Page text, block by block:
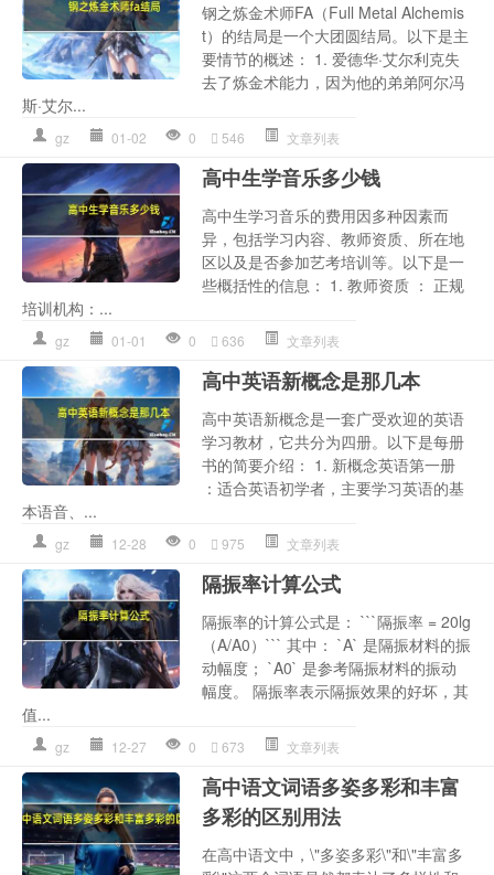
钢之炼金术师FA（Full Metal Alchemis
t）的结局是一个大团圆结局。以下是主
要情节的概述： 1. 爱德华·艾尔利克失
去了炼金术能力，因为他的弟弟阿尔冯
斯·艾尔...
gz 01-02 0 546 文章列表
高中生学音乐多少钱
高中生学习音乐的费用因多种因素而
异，包括学习内容、教师资质、所在地
区以及是否参加艺考培训等。以下是一
些概括性的信息： 1. 教师资质 ： 正规
培训机构：...
gz 01-01 0 636 文章列表
高中英语新概念是那几本
高中英语新概念是一套广受欢迎的英语
学习教材，它共分为四册。以下是每册
书的简要介绍： 1. 新概念英语第一册
：适合英语初学者，主要学习英语的基
本语音、...
gz 12-28 0 975 文章列表
隔振率计算公式
隔振率的计算公式是： ```隔振率 = 20lg
（A/A0）``` 其中： `A` 是隔振材料的振
动幅度； `A0` 是参考隔振材料的振动
幅度。 隔振率表示隔振效果的好坏，其
值...
gz 12-27 0 673 文章列表
高中语文词语多姿多彩和丰富
多彩的区别用法
在高中语文中，\"多姿多彩\"和\"丰富多